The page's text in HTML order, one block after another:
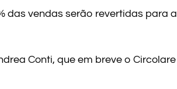
das vendas serão revertidas para a
Conti, que em breve o Circolare